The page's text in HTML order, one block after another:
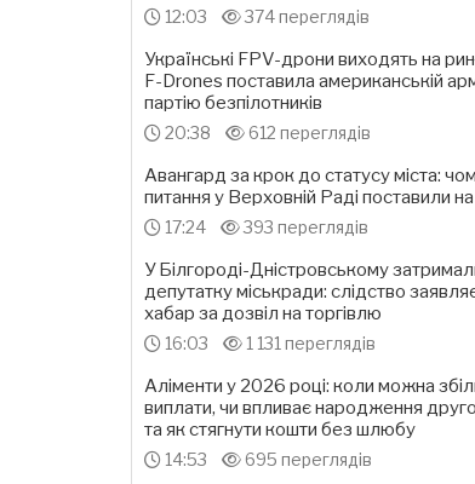
12:03 374 переглядів
Українські FPV-дрони виходять на
F-Drones поставила американській
партію безпілотників
20:38 612 переглядів
Авангард за крок до статусу міста:
питання у Верховній Раді поставили
17:24 393 переглядів
У Білгороді-Дністровському
депутатку міськради: слідство
хабар за дозвіл на торгівлю
16:03 1 131 переглядів
Аліменти у 2026 році: коли можна
виплати, чи впливає народження
та як стягнути кошти без шлюбу
14:53 695 переглядів